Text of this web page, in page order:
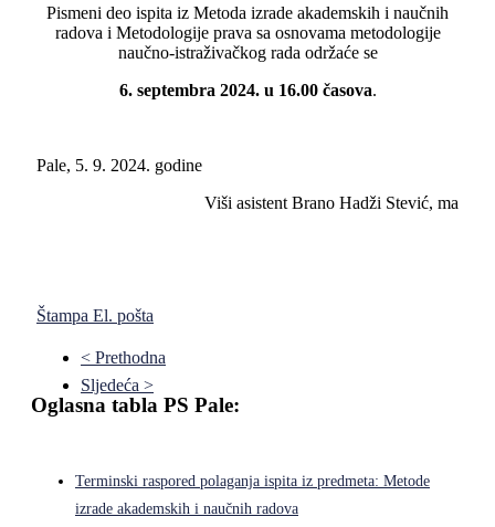
Pismeni deo ispita iz Metoda izrade akademskih i naučnih
radova i Metodologije prava sa osnovama metodologije
naučno-istraživačkog rada održaće se
6. septembra 2024. u 16.00 časova.
Pale, 5. 9. 2024. godine
Viši asistent Brano Hadži Stević, ma
Štampa El. pošta
< Prethodna
Sljedeća >
Oglasna tabla PS Pale:
Terminski raspored polaganja ispita iz predmeta: Metode
izrade akademskih i naučnih radova